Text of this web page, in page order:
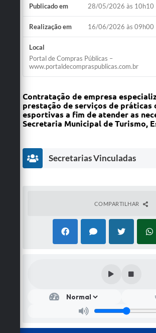
Publicado em 28/05/2026 às 10h10
Realização em 16/06/2026 às 09h00
Local
Portal de Compras Públicas –
www.portaldecompraspublicas.com.br
Contratação de empresa
prestação de serviços de práticas
esportivas a fim de atender as
Secretaria Municipal de Turismo,
Secretarias Vinculadas
etar
COMPARTILHAR